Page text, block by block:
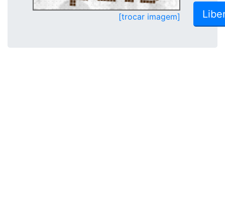
[trocar imagem]